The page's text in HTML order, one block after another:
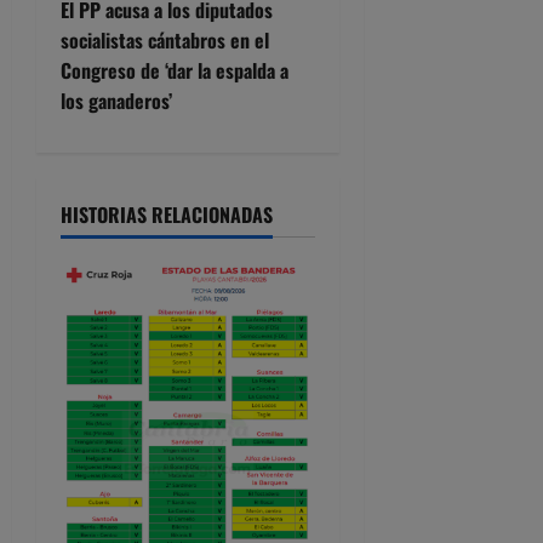
a
c
ó
n
d
e
e
n
t
El PP acusa a los diputados
socialistas cántabros en el
Congreso de ‘dar la espalda a
los ganaderos’
HISTORIAS RELACIONADAS